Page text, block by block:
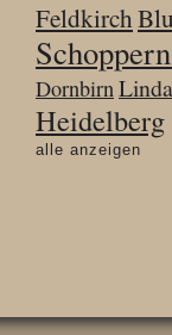
Feldkirch
Dornbirn
Heidelberg
alle anzeigen